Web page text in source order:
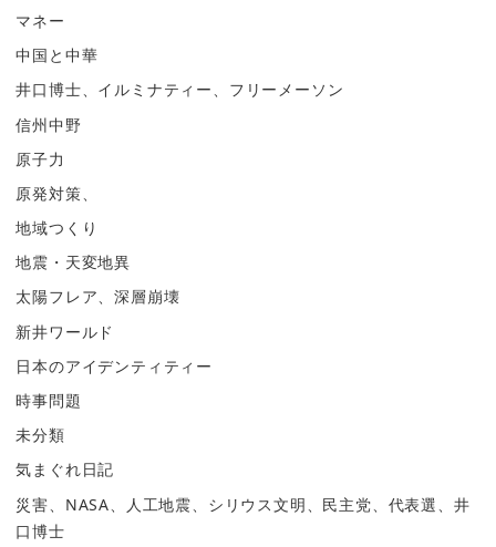
マネー
中国と中華
井口博士、イルミナティー、フリーメーソン
信州中野
原子力
原発対策、
地域つくり
地震・天変地異
太陽フレア、深層崩壊
新井ワールド
日本のアイデンティティー
時事問題
未分類
気まぐれ日記
災害、NASA、人工地震、シリウス文明、民主党、代表選、井
口博士